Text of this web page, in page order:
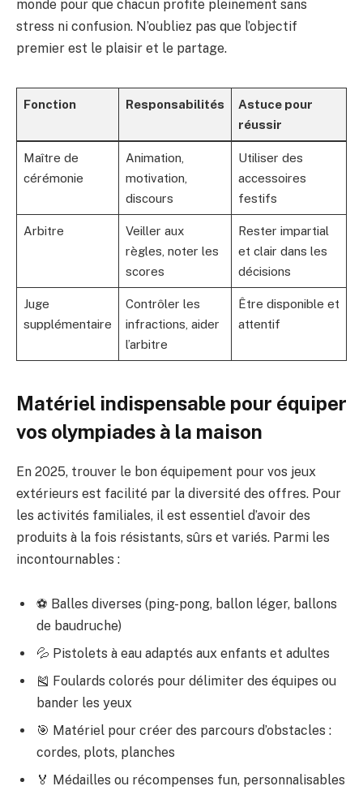
monde pour que chacun profite pleinement sans
stress ni confusion. N’oubliez pas que l’objectif
premier est le plaisir et le partage.
Fonction Responsabilités
Astuce pour
réussir
Maître de
cérémonie
Animation,
motivation,
discours
Utiliser des
accessoires
festifs
Arbitre
Veiller aux
règles, noter les
scores
Rester impartial
et clair dans les
décisions
Juge
supplémentaire
Contrôler les
infractions, aider
l’arbitre
Être disponible et
attentif
Matériel indispensable pour équiper
vos olympiades à la maison
En 2025, trouver le bon équipement pour vos jeux
extérieurs est facilité par la diversité des offres. Pour
les activités familiales, il est essentiel d’avoir des
produits à la fois résistants, sûrs et variés. Parmi les
incontournables :
⚽ Balles diverses (ping-pong, ballon léger, ballons
de baudruche)
💦 Pistolets à eau adaptés aux enfants et adultes
🎽 Foulards colorés pour délimiter des équipes ou
bander les yeux
🎯 Matériel pour créer des parcours d’obstacles :
cordes, plots, planches
🏅 Médailles ou récompenses fun, personnalisables